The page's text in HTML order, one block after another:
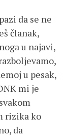
da se ne
članak,
u najavi,
u pesak,
mi je
rizika ko
da